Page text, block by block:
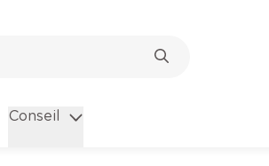
Conseil